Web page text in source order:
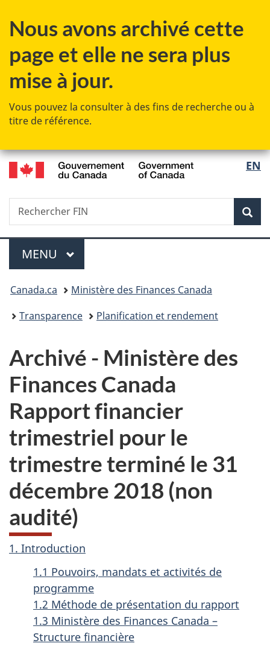
au
principal
à
Au
»
à
version
Nous avons archivé cette
page et elle ne sera plus
mise à jour.
Vous pouvez la consulter à des fins de recherche ou à
titre de référence.
de
la
EN
Recherche
Rechercher
FIN
Menu
MENU PRINCIPAL
Vous
êtes
Canada.ca
Ministère des Finances Canada
Transparence
Planification et rendement
Archivé - Ministère des
Finances Canada
Rapport financier
trimestriel pour le
trimestre terminé le 31
décembre 2018 (non
audité)
1. Introduction
1.1 Pouvoirs, mandats et activités de
programme
1.2 Méthode de présentation du rapport
1.3 Ministère des Finances Canada –
Structure financière